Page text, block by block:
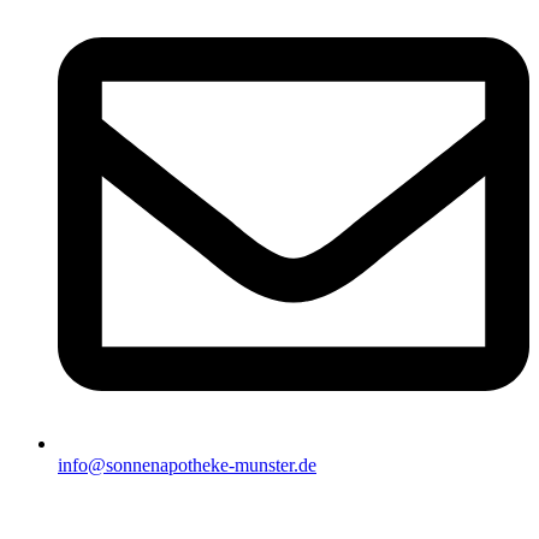
info@sonnenapotheke-munster.de